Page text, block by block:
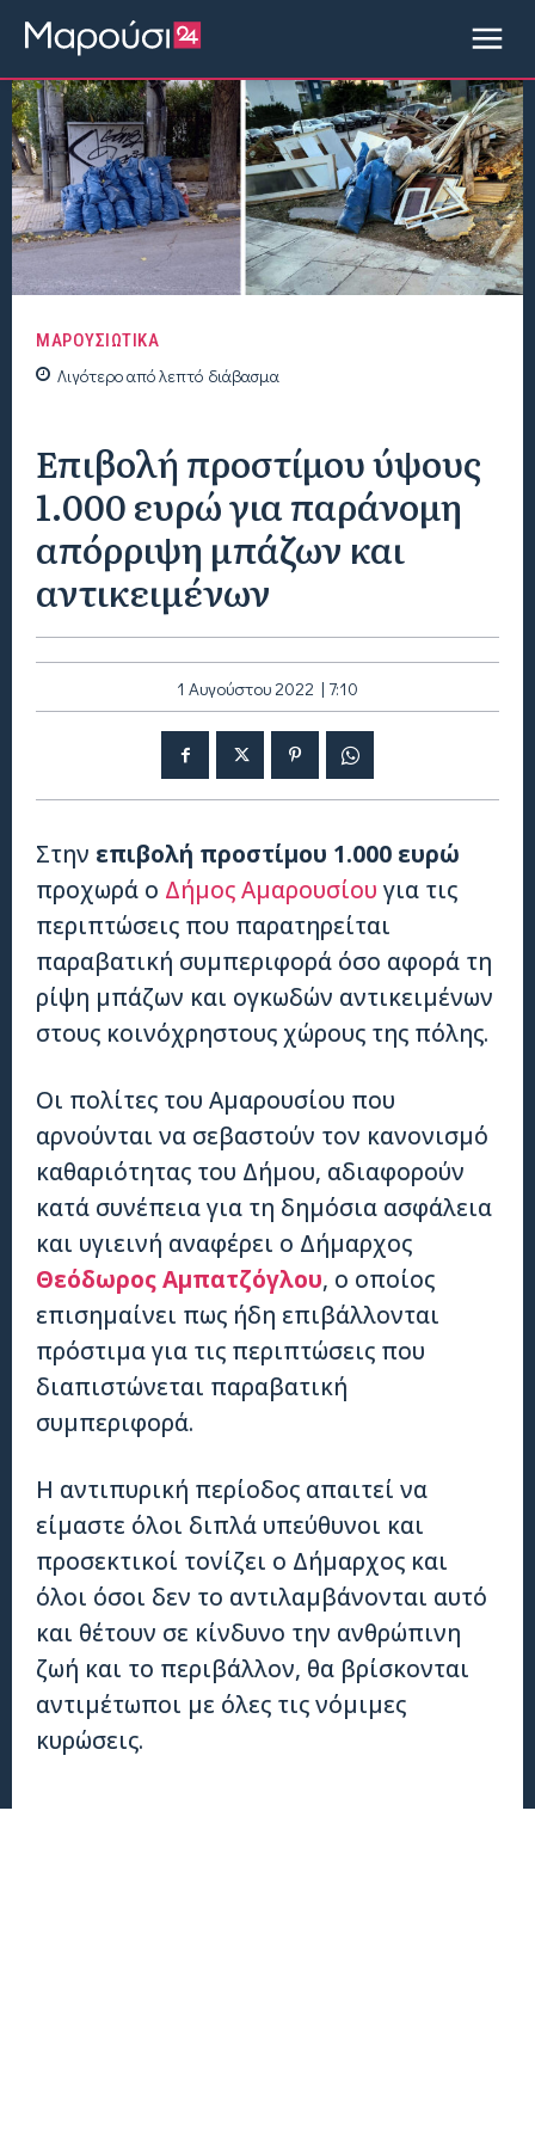
ΜΑΡΟΥΣΙΩΤΙΚΑ
Λιγότερο απόλεπτό διάβασμα
Επιβολή προστίμου ύψους
1.000 ευρώ για παράνομη
απόρριψη μπάζων και
αντικειμένων
1 Αυγούστου 2022 | 7:10
Στην επιβολή προστίμου 1.000 ευρώ
προχωρά ο Δήμος Αμαρουσίου για τις
περιπτώσεις που παρατηρείται
παραβατική συμπεριφορά όσο αφορά τη
ρίψη μπάζων και ογκωδών αντικειμένων
στους κοινόχρηστους χώρους της πόλης.
Οι πολίτες του Αμαρουσίου που
αρνούνται να σεβαστούν τον κανονισμό
καθαριότητας του Δήμου, αδιαφορούν
κατά συνέπεια για τη δημόσια ασφάλεια
και υγιεινή αναφέρει ο Δήμαρχος
Θεόδωρος Αμπατζόγλου, ο οποίος
επισημαίνει πως ήδη επιβάλλονται
πρόστιμα για τις περιπτώσεις που
διαπιστώνεται παραβατική
συμπεριφορά.
Η αντιπυρική περίοδος απαιτεί να
είμαστε όλοι διπλά υπεύθυνοι και
προσεκτικοί τονίζει ο Δήμαρχος και
όλοι όσοι δεν το αντιλαμβάνονται αυτό
και θέτουν σε κίνδυνο την ανθρώπινη
ζωή και το περιβάλλον, θα βρίσκονται
αντιμέτωποι με όλες τις νόμιμες
κυρώσεις.